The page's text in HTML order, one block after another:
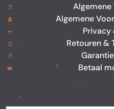
Algemene
Privacy
Retouren &
Betaal